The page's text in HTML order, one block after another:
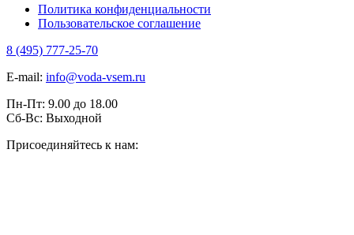
Политика конфиденциальности
Пользовательское соглашение
8 (495) 777-25-70
E-mail: info@voda-vsem.ru
Пн-Пт: 9.00 до 18.00
Сб-Вс: Выходной
Присоединяйтесь к нам: